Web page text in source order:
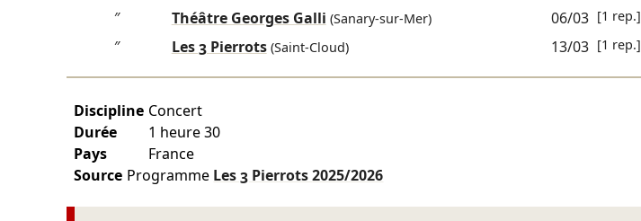
″ Théâtre Georges Galli (Sanary-sur-Mer) 06/03 [1 rep.]
″ Les 3 Pierrots(Saint-Cloud) 13/03 [1 rep.]
Discipline Concert
Durée
1 heure 30
Pays
France
Source Programme Les 3 Pierrots2025/2026